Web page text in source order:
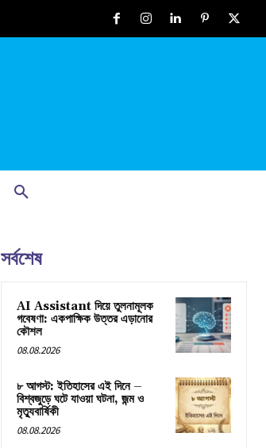
সর্বশেষ
AI Assistant দিয়ে তুলনামূলক
গবেষণা: একপাক্ষিক উত্তর এড়ানোর
কৌশল
08.08.2026
৮ আগস্ট: ইতিহাসের এই দিনে –
বিশ্বজুড়ে ঘটে যাওয়া ঘটনা, জন্ম ও
মৃত্যুবার্ষিকী
08.08.2026